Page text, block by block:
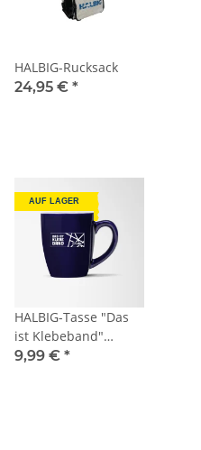
HALBIG-Rucksack
24,95 € *
AUF LAGER
HALBIG-Tasse "Das
ist Klebeband"
dunkelblau
9,99 € *